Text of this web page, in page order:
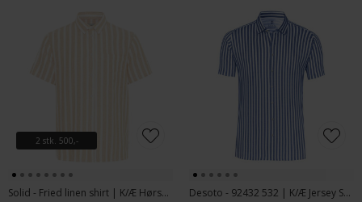
2 stk. 500,-
Solid - Fried linen shirt | K/Æ Hørskjorte Curds
Desoto - 92432 532 | K/Æ Jersey Skjorte Middle Blue Stripes